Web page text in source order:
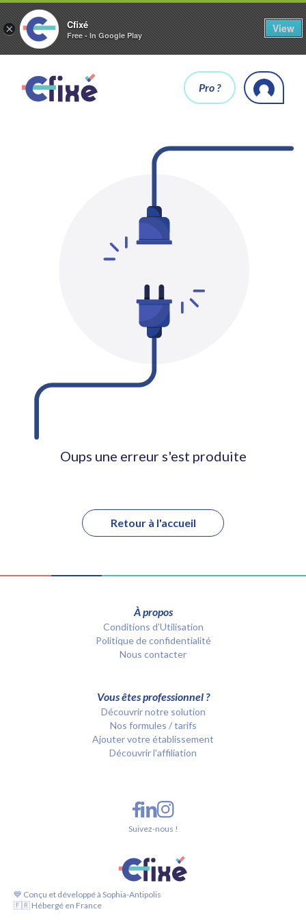
× Cfixé
Free - In Google Play
View
Pro ?
Oups une erreur s'est produite
Retour à l'accueil
À propos
Conditions d’Utilisation
Politique de confidentialité
Nous contacter
Vous êtes professionnel ?
Découvrir notre solution
Nos formules / tarifs
Ajouter votre établissement
Découvrir l'affiliation
💙 Conçu et développé à Sophia-Antipolis
🇫🇷 Hébergé en France
Suivez-nous !